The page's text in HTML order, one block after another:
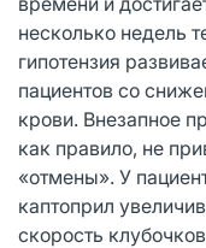
несколько недель
гипотензия
пациентов со
крови. Внезапное
как правило, не
«отмены». У
каптоприл
скорость